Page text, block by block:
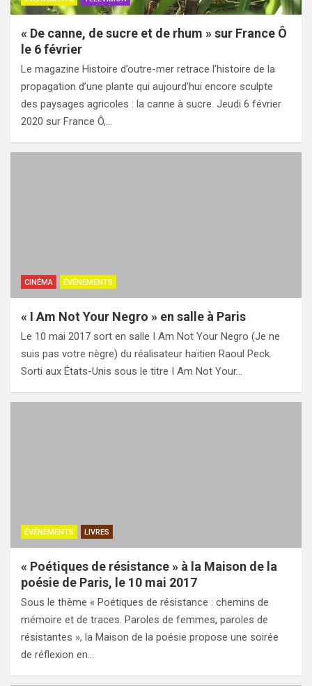
« De canne, de sucre et de rhum » sur France Ô
le 6 février
Le magazine Histoire d’outre-mer retrace l’histoire de la
propagation d’une plante qui aujourd’hui encore sculpte
des paysages agricoles : la canne à sucre. Jeudi 6 février
2020 sur France Ô,…
CINÉMA ÉVÉNEMENTS
« I Am Not Your Negro » en salle à Paris
Le 10 mai 2017 sort en salle I Am Not Your Negro (Je ne
suis pas votre nègre) du réalisateur haïtien Raoul Peck.
Sorti aux États-Unis sous le titre I Am Not Your…
ÉVÉNEMENTS LIVRES
« Poétiques de résistance » à la Maison de la
poésie de Paris, le 10 mai 2017
Sous le thème « Poétiques de résistance : chemins de
mémoire et de traces. Paroles de femmes, paroles de
résistantes », la Maison de la poésie propose une soirée
de réflexion en…